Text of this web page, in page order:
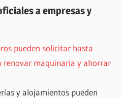
a empresas y
pueden solicitar hasta
renovar maquinaria y ahorrar
y alojamientos pueden